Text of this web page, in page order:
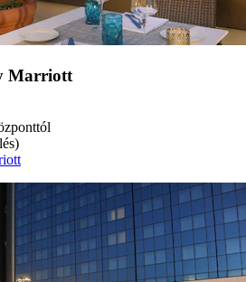
Marriott